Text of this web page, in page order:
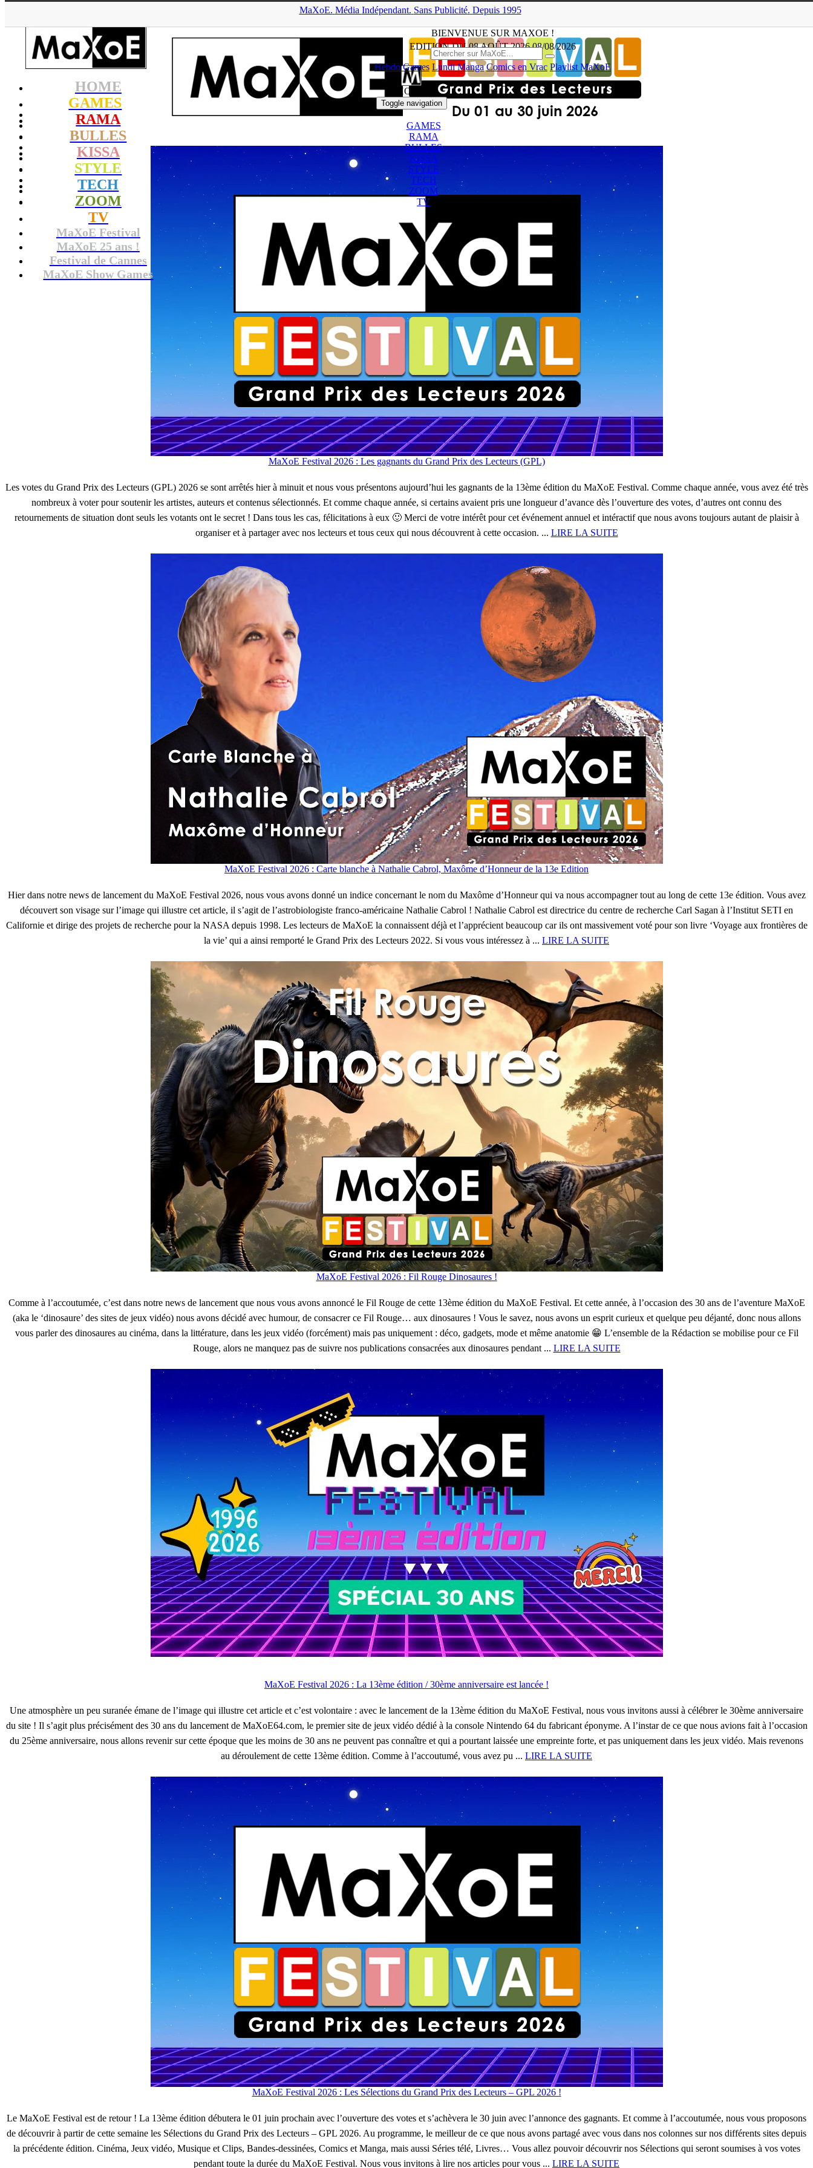
MaXoE. Média Indépendant. Sans Publicité. Depuis 1995
HOME
GAMES
RAMA
BULLES
KISSA
STYLE
TECH
ZOOM
TV
MaXoE Festival
MaXoE 25 ans !
Festival de Cannes
MaXoE Show Games
BIENVENUE SUR MAXOE !
EDITION DU08 AOÛT 2026 08/08/2026
Hebdo Games Lundi Manga Comics en Vrac Playlist MaXoE
HOME
Toggle navigation
GAMES
RAMA
BULLES
KISSA
STYLE
TECH
ZOOM
TV
▲
MaXoE Festival 2026 : Les gagnants du Grand Prix des Lecteurs (GPL)
Les votes du Grand Prix des Lecteurs (GPL) 2026 se sont arrêtés hier à minuit et nous vous présentons aujourd’hui les gagnants de la 13ème édition du MaXoE Festival. Comme chaque année, vous avez été très
nombreux à voter pour soutenir les artistes, auteurs et contenus sélectionnés. Et comme chaque année, si certains avaient pris une longueur d’avance dès l’ouverture des votes, d’autres ont connu des
retournements de situation dont seuls les votants ont le secret ! Dans tous les cas, félicitations à eux 🙂 Merci de votre intérêt pour cet événement annuel et intéractif que nous avons toujours autant de plaisir à
organiser et à partager avec nos lecteurs et tous ceux qui nous découvrent à cette occasion. ... LIRE LA SUITE
MaXoE Festival 2026 : Carte blanche à Nathalie Cabrol, Maxôme d’Honneur de la 13e Edition
Hier dans notre news de lancement du MaXoE Festival 2026, nous vous avons donné un indice concernant le nom du Maxôme d’Honneur qui va nous accompagner tout au long de cette 13e édition. Vous avez
découvert son visage sur l’image qui illustre cet article, il s’agit de l’astrobiologiste franco-américaine Nathalie Cabrol ! Nathalie Cabrol est directrice du centre de recherche Carl Sagan à l’Institut SETI en
Californie et dirige des projets de recherche pour la NASA depuis 1998. Les lecteurs de MaXoE la connaissent déjà et l’apprécient beaucoup car ils ont massivement voté pour son livre ‘Voyage aux frontières de
la vie’ qui a ainsi remporté le Grand Prix des Lecteurs 2022. Si vous vous intéressez à ... LIRE LA SUITE
MaXoE Festival 2026 : Fil Rouge Dinosaures !
Comme à l’accoutumée, c’est dans notre news de lancement que nous vous avons annoncé le Fil Rouge de cette 13ème édition du MaXoE Festival. Et cette année, à l’occasion des 30 ans de l’aventure MaXoE
(aka le ‘dinosaure’ des sites de jeux vidéo) nous avons décidé avec humour, de consacrer ce Fil Rouge… aux dinosaures ! Vous le savez, nous avons un esprit curieux et quelque peu déjanté, donc nous allons
vous parler des dinosaures au cinéma, dans la littérature, dans les jeux vidéo (forcément) mais pas uniquement : déco, gadgets, mode et même anatomie 😁 L’ensemble de la Rédaction se mobilise pour ce Fil
Rouge, alors ne manquez pas de suivre nos publications consacrées aux dinosaures pendant ... LIRE LA SUITE
MaXoE Festival 2026 : La 13ème édition / 30ème anniversaire est lancée !
Une atmosphère un peu suranée émane de l’image qui illustre cet article et c’est volontaire : avec le lancement de la 13ème édition du MaXoE Festival, nous vous invitons aussi à célébrer le 30ème anniversaire
du site ! Il s’agit plus précisément des 30 ans du lancement de MaXoE64.com, le premier site de jeux vidéo dédié à la console Nintendo 64 du fabricant éponyme. A l’instar de ce que nous avions fait à l’occasion
du 25ème anniversaire, nous allons revenir sur cette époque que les moins de 30 ans ne peuvent pas connaître et qui a pourtant laissée une empreinte forte, et pas uniquement dans les jeux vidéo. Mais revenons
au déroulement de cette 13ème édition. Comme à l’accoutumé, vous avez pu ... LIRE LA SUITE
MaXoE Festival 2026 : Les Sélections du Grand Prix des Lecteurs – GPL 2026 !
Le MaXoE Festival est de retour ! La 13ème édition débutera le 01 juin prochain avec l’ouverture des votes et s’achèvera le 30 juin avec l’annonce des gagnants. Et comme à l’accoutumée, nous vous proposons
de découvrir à partir de cette semaine les Sélections du Grand Prix des Lecteurs – GPL 2026. Au programme, le meilleur de ce que nous avons partagé avec vous dans nos colonnes sur nos différents sites depuis
la précédente édition. Cinéma, Jeux vidéo, Musique et Clips, Bandes-dessinées, Comics et Manga, mais aussi Séries télé, Livres… Vous allez pouvoir découvrir nos Sélections qui seront soumises à vos votes
pendant toute la durée du MaXoE Festival. Nous vous invitons à lire nos articles pour vous ... LIRE LA SUITE